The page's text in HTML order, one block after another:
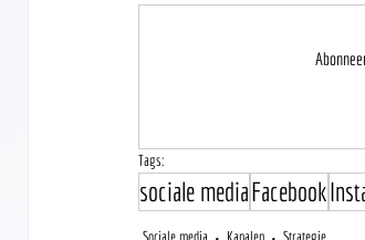
Tags:
sociale mediaFacebook
Sociale media Kanalen Strategie